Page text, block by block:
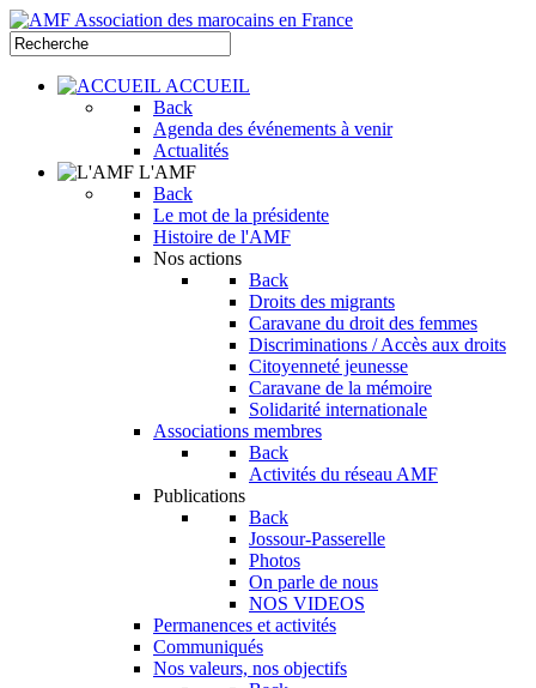
ACCUEIL
Back
Agenda des événements à venir
Actualités
L'AMF
Back
Le mot de la présidente
Histoire de l'AMF
Nos actions
Back
Droits des migrants
Caravane du droit des femmes
Discriminations / Accès aux droits
Citoyenneté jeunesse
Caravane de la mémoire
Solidarité internationale
Associations membres
Back
Activités du réseau AMF
Publications
Back
Jossour-Passerelle
Photos
On parle de nous
NOS VIDEOS
Permanences et activités
Communiqués
Nos valeurs, nos objectifs